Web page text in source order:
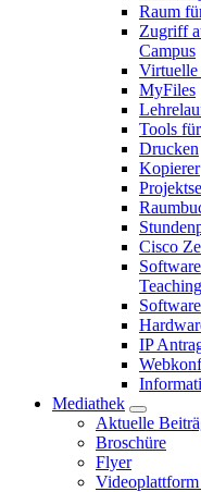
Raum
Zugriff
Campus
Virtuelle
MyFiles
Tools
Drucken
Kopierer
Cisco
IP
Mediathek
Aktuelle
Broschüre
Flyer
Videoplattform